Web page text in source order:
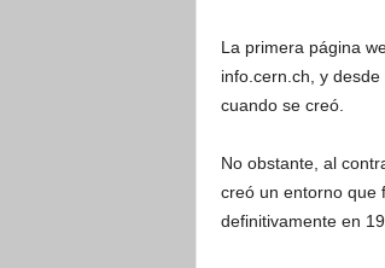
La primera página
info.cern.ch, y
cuando se creó.
No obstante, al
creó un entorno que
definitivamente en